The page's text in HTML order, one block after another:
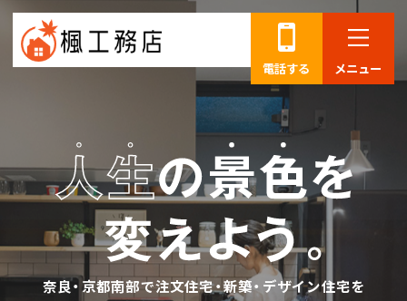
電話する メニュー
奈良・京都南部で注文住宅・新築・デザイン住宅を